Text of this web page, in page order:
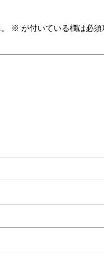
※ が付いている欄は必